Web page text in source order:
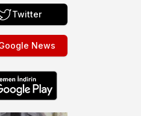
Twitter
News